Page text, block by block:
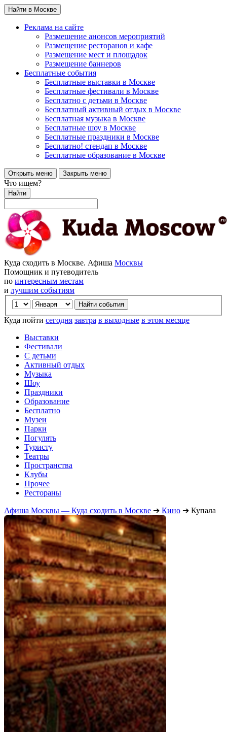
Найти в Москве
Реклама на сайте
Размещение анонсов мероприятий
Размещение ресторанов и кафе
Размещение мест и площадок
Размещение баннеров
Бесплатные события
Бесплатные выставки в Москве
Бесплатные фестивали в Москве
Бесплатно с детьми в Москве
Бесплатный активный отдых в Москве
Бесплатная музыка в Москве
Бесплатные шоу в Москве
Бесплатные праздники в Москве
Бесплатно! стендап в Москве
Бесплатные образование в Москве
Открыть меню Закрыть меню
Что ищем?
Найти
Куда сходить в Москве. Афиша Москвы
Помощник и путеводитель
по интересным местам
и лучшим событиям
Куда пойти сегодня завтра в выходные в этом месяце
Выставки
Фестивали
С детьми
Активный отдых
Музыка
Шоу
Праздники
Образование
Бесплатно
Музеи
Парки
Погулять
Туристу
Театры
Пространства
Клубы
Прочее
Рестораны
Афиша Москвы — Куда сходить в Москве ➔ Кино ➔ Купала